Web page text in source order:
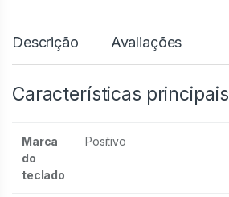
Descrição Avaliações
Características principais
Marca
do
teclado
Positivo